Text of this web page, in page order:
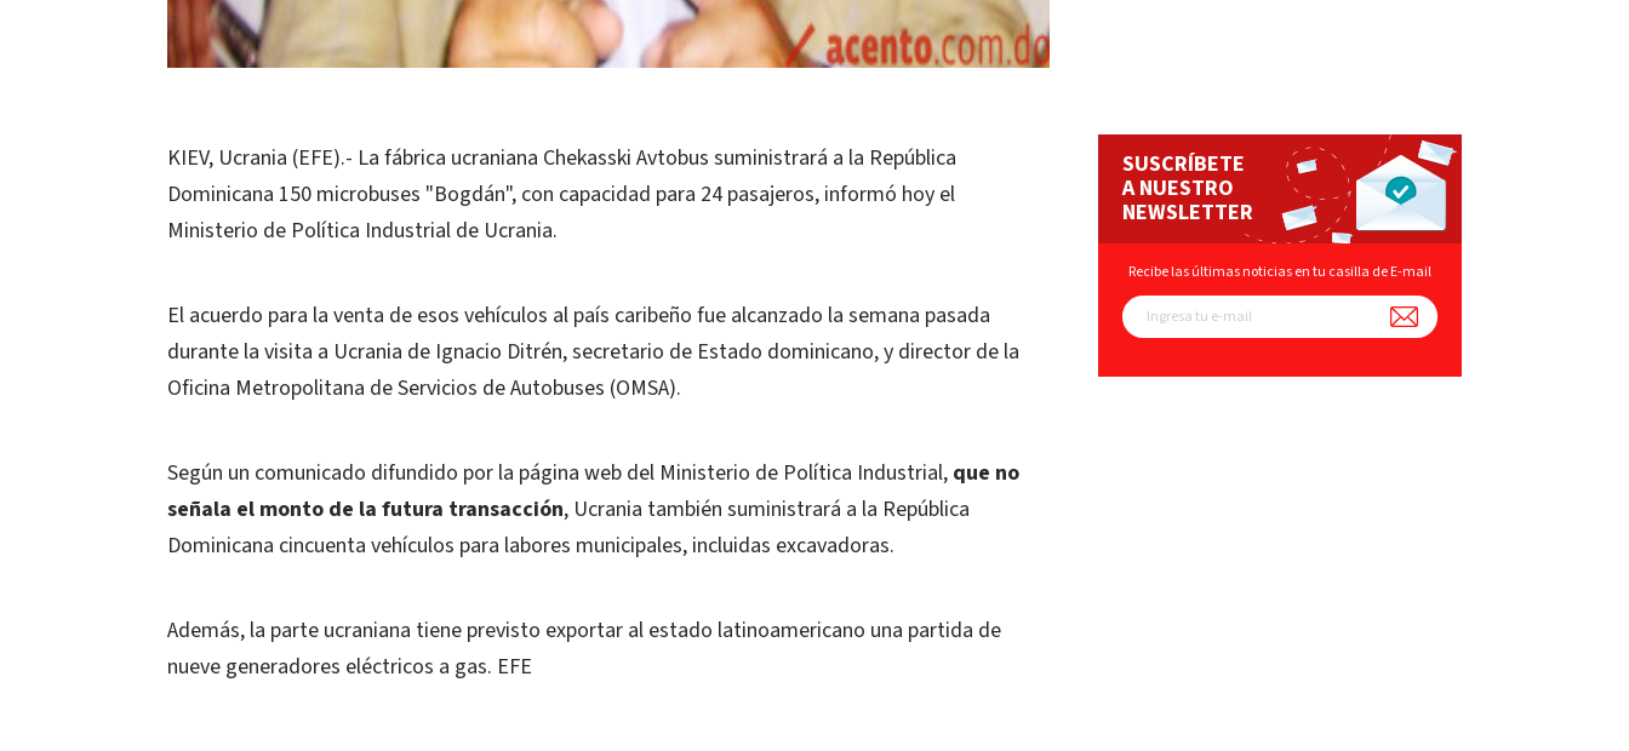
KIEV, Ucrania (EFE).- La fábrica ucraniana Chekasski Avtobus suministrará a la República
Dominicana 150 microbuses "Bogdán", con capacidad para 24 pasajeros, informó hoy el
Ministerio de Política Industrial de Ucrania.
El acuerdo para la venta de esos vehículos al país caribeño fue alcanzado la semana pasada
durante la visita a Ucrania de Ignacio Ditrén, secretario de Estado dominicano, y director de la
Oficina Metropolitana de Servicios de Autobuses (OMSA).
Según un comunicado difundido por la página web del Ministerio de Política Industrial, que no
señala el monto de la futura transacción, Ucrania también suministrará a la República
Dominicana cincuenta vehículos para labores municipales, incluidas excavadoras.
Además, la parte ucraniana tiene previsto exportar al estado latinoamericano una partida de
nueve generadores eléctricos a gas. EFE
SUSCRÍBETE
A NUESTRO
NEWSLETTER
Recibe las últimas noticias en tu casilla de E-mail